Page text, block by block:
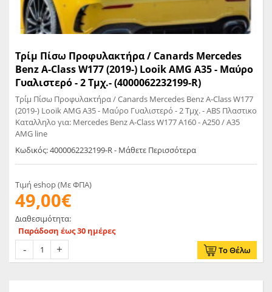
Τρίμ Πίσω Προφυλακτήρα / Canards Mercedes
Benz A-Class W177 (2019-) Looik AMG A35 - Μαύρο
Γυαλιστερό - 2 Τμχ.- (4000062232199-R)
Τρίμ Πίσω Προφυλακτήρα / Canards Mercedes Benz A-Class W177
(2019-) Looik AMG A35 - Μαύρο Γυαλιστερό - 2 Τμχ. - ABS Πλαστικο
Καταλληλο για: Mercedes Benz A-Class W177 A160 - A250 / A35
AMG line
Κωδικός: 4000062232199-R - Μάθετε Περισσότερα
Τιμή eshop (Με ΦΠΑ)
49,00€
Διαθεσιμότητα:
Παράδοση έως 30 ημέρες
Το Θέλω